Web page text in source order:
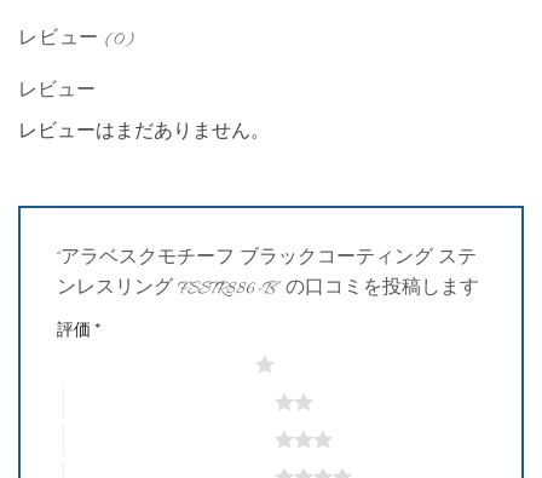
レビュー (0)
レビュー
レビューはまだありません。
“アラベスクモチーフ ブラックコーティング ステ
ンレスリング FSSTR886-B” の口コミを投稿します
評価 *